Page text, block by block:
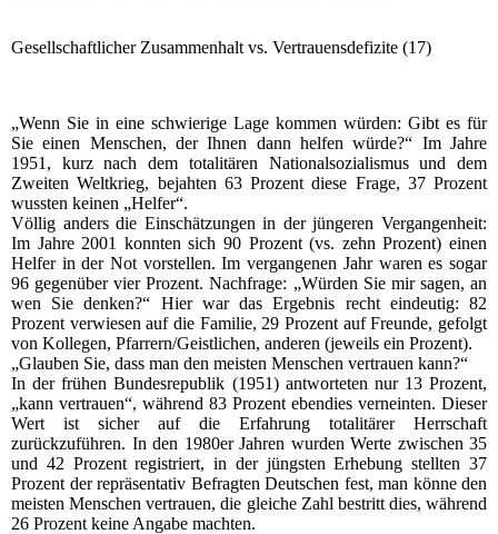
Gesellschaftlicher Zusammenhalt vs. Vertrauensdefizite (17)
„Wenn Sie in eine schwierige Lage kommen würden: Gibt es für
Sie einen Menschen, der Ihnen dann helfen würde?“ Im Jahre
1951, kurz nach dem totalitären Nationalsozialismus und dem
Zweiten Weltkrieg, bejahten 63 Prozent diese Frage, 37 Prozent
wussten keinen „Helfer“.
Völlig anders die Einschätzungen in der jüngeren Vergangenheit:
Im Jahre 2001 konnten sich 90 Prozent (vs. zehn Prozent) einen
Helfer in der Not vorstellen. Im vergangenen Jahr waren es sogar
96 gegenüber vier Prozent. Nachfrage: „Würden Sie mir sagen, an
wen Sie denken?“ Hier war das Ergebnis recht eindeutig: 82
Prozent verwiesen auf die Familie, 29 Prozent auf Freunde, gefolgt
von Kollegen, Pfarrern/Geistlichen, anderen (jeweils ein Prozent).
„Glauben Sie, dass man den meisten Menschen vertrauen kann?“
In der frühen Bundesrepublik (1951) antworteten nur 13 Prozent,
„kann vertrauen“, während 83 Prozent ebendies verneinten. Dieser
Wert ist sicher auf die Erfahrung totalitärer Herrschaft
zurückzuführen. In den 1980er Jahren wurden Werte zwischen 35
und 42 Prozent registriert, in der jüngsten Erhebung stellten 37
Prozent der repräsentativ Befragten Deutschen fest, man könne den
meisten Menschen vertrauen, die gleiche Zahl bestritt dies, während
26 Prozent keine Angabe machten.